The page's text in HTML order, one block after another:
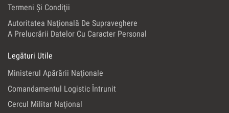
Termeni Şi Condiţii
Autoritatea Naţională De Supraveghere
A Prelucrării Datelor Cu Caracter Personal
Legături Utile
Ministerul Apărării Naţionale
Comandamentul Logistic Întrunit
Cercul Militar Naţional